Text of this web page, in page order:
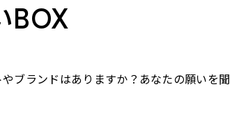
BOX
ブランドはありますか？あなたの願いを聞